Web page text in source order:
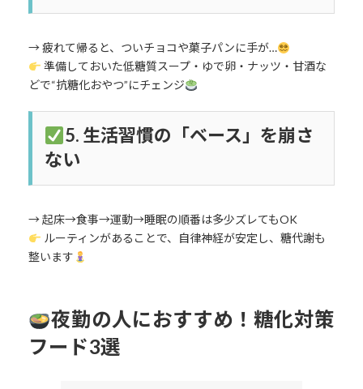
→ 疲れて帰ると、ついチョコや菓子パンに手が…
準備しておいた低糖質スープ・ゆで卵・ナッツ・甘酒な
どで“抗糖化おやつ”にチェンジ
5. 生活習慣の「ベース」を崩さ
ない
→ 起床→食事→運動→睡眠の順番は多少ズレてもOK
ルーティンがあることで、自律神経が安定し、糖代謝も
整います
夜勤の人におすすめ！糖化対策
フード3選